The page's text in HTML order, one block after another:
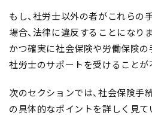
もし、社労士以外の者がこれらの
場合、法律に違反することになりま
かつ確実に社会保険や労働保険の
社労士のサポートを受けることが
次のセクションでは、社会保険手
の具体的なポイントを詳しく見て